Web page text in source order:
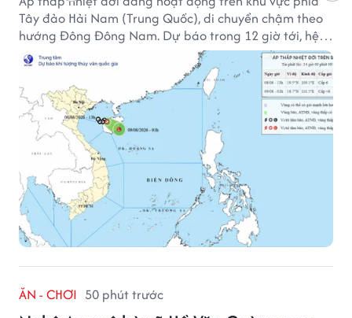
Tây đảo Hải Nam (Trung Quốc), di chuyển chậm theo
hướng Đông Đông Nam. Dự báo trong 12 giờ tới, hệ
thống này suy yếu dần thành vùng áp thấp.
ĂN - CHƠI 50 phút trước